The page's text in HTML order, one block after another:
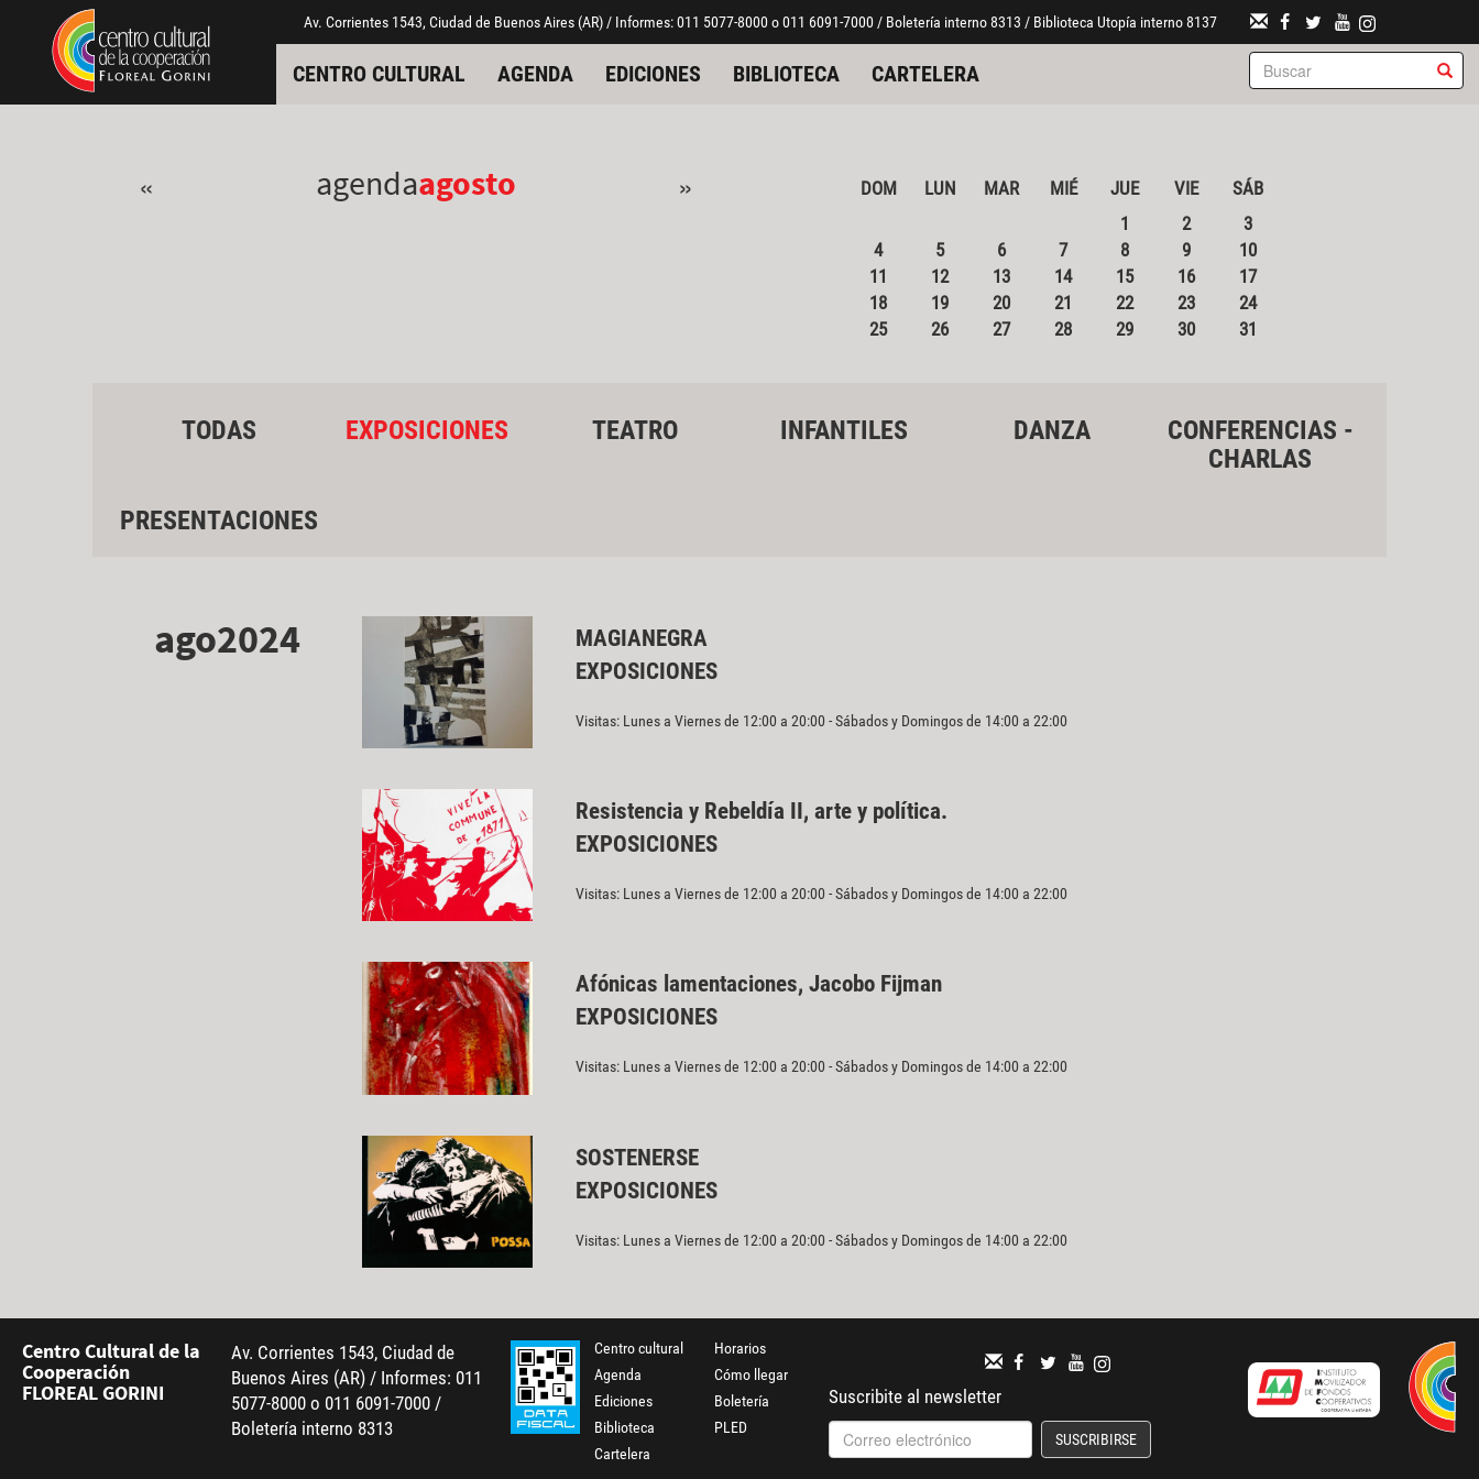
Pasar al contenido principal
Jump to main content Av. Corrientes 1543, Ciudad de Buenos Aires (AR) / Informes: 011 5077-8000 o 011 6091-7000 / Boletería interno 8313 / Biblioteca Utopía interno 8137
CENTRO CULTURAL AGENDA EDICIONES BIBLIOTECA CARTELERA
« agendaagosto » DOM LUN MAR MIÉ JUE VIE
SÁB
1
2
3
4
5 6 7 8 9
10
11
12 13 14 15 16
17
18
19 20 21 22 23
24
25
26 27 28 29 30 31
TODAS EXPOSICIONES TEATRO INFANTILES DANZA
CONFERENCIAS -
CHARLAS
PRESENTACIONES
ago2024
MAGIANEGRA
EXPOSICIONES
Visitas: Lunes a Viernes de 12:00 a 20:00 - Sábados y Domingos de 14:00 a 22:00
Resistencia y Rebeldía II, arte y política.
EXPOSICIONES
Visitas: Lunes a Viernes de 12:00 a 20:00 - Sábados y Domingos de 14:00 a 22:00
Afónicas lamentaciones, Jacobo Fijman
EXPOSICIONES
Visitas: Lunes a Viernes de 12:00 a 20:00 - Sábados y Domingos de 14:00 a 22:00
SOSTENERSE
EXPOSICIONES
Visitas: Lunes a Viernes de 12:00 a 20:00 - Sábados y Domingos de 14:00 a 22:00
Centro Cultural de la
Cooperación
FLOREAL GORINI
Av. Corrientes 1543, Ciudad de
Buenos Aires (AR) / Informes: 011
5077-8000 o 011 6091-7000 /
Boletería interno 8313
Centro cultural
Agenda
Ediciones
Biblioteca
Cartelera
Horarios
Cómo llegar
Boletería
PLED
Suscribite al newsletter
SUSCRIBIRSE